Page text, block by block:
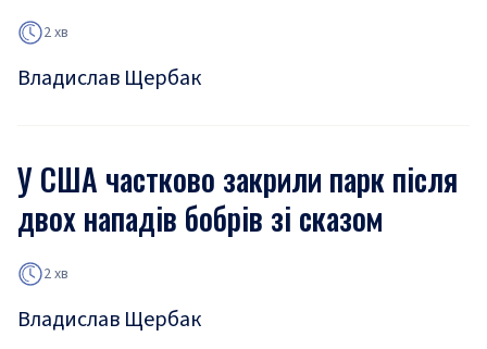
2 хв
Владислав Щербак
У США частково закрили парк після
двох нападів бобрів зі сказом
2 хв
Владислав Щербак